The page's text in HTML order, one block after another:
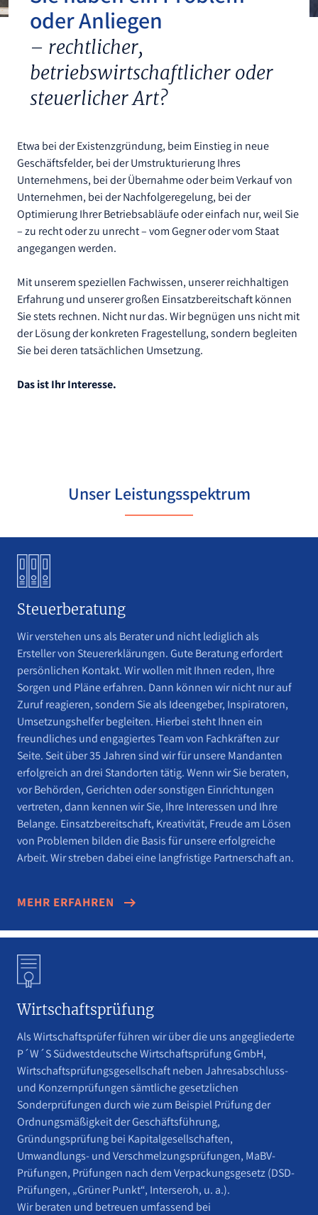
oder Anliegen
– rechtlicher,
betriebswirtschaftlicher oder
steuerlicher Art?
Etwa bei der Existenzgründung, beim Einstieg in neue
Geschäftsfelder, bei der Umstrukturierung Ihres
Unternehmens, bei der Übernahme oder beim Verkauf von
Unternehmen, bei der Nachfolgeregelung, bei der
Optimierung Ihrer Betriebsabläufe oder einfach nur, weil Sie
– zu recht oder zu unrecht – vom Gegner oder vom Staat
angegangen werden.
Mit unserem speziellen Fachwissen, unserer reichhaltigen
Erfahrung und unserer großen Einsatzbereitschaft können
Sie stets rechnen. Nicht nur das. Wir begnügen uns nicht mit
der Lösung der konkreten Fragestellung, sondern begleiten
Sie bei deren tatsächlichen Umsetzung.
Das ist Ihr Interesse.
Unser Leistungsspektrum
Steuerberatung
Wir verstehen uns als Berater und nicht lediglich als
Ersteller von Steuererklärungen. Gute Beratung erfordert
persönlichen Kontakt. Wir wollen mit Ihnen reden, Ihre
Sorgen und Pläne erfahren. Dann können wir nicht nur auf
Zuruf reagieren, sondern Sie als Ideengeber, Inspiratoren,
Umsetzungshelfer begleiten. Hierbei steht Ihnen ein
freundliches und engagiertes Team von Fachkräften zur
Seite. Seit über 35 Jahren sind wir für unsere Mandanten
erfolgreich an drei Standorten tätig. Wenn wir Sie beraten,
vor Behörden, Gerichten oder sonstigen Einrichtungen
vertreten, dann kennen wir Sie, Ihre Interessen und Ihre
Belange. Einsatzbereitschaft, Kreativität, Freude am Lösen
von Problemen bilden die Basis für unsere erfolgreiche
Arbeit. Wir streben dabei eine langfristige Partnerschaft an.
MEHR ERFAHREN
Wirtschaftsprüfung
Als Wirtschaftsprüfer führen wir über die uns angegliederte
P´W´S Südwestdeutsche Wirtschaftsprüfung GmbH,
Wirtschaftsprüfungsgesellschaft neben Jahresabschluss-
und Konzernprüfungen sämtliche gesetzlichen
Sonderprüfungen durch wie zum Beispiel Prüfung der
Ordnungsmäßigkeit der Geschäftsführung,
Gründungsprüfung bei Kapitalgesellschaften,
Umwandlungs- und Verschmelzungsprüfungen, MaBV-
Prüfungen, Prüfungen nach dem Verpackungsgesetz (DSD-
Prüfungen, „Grüner Punkt“, Interseroh, u. a.).
Wir beraten und betreuen umfassend bei